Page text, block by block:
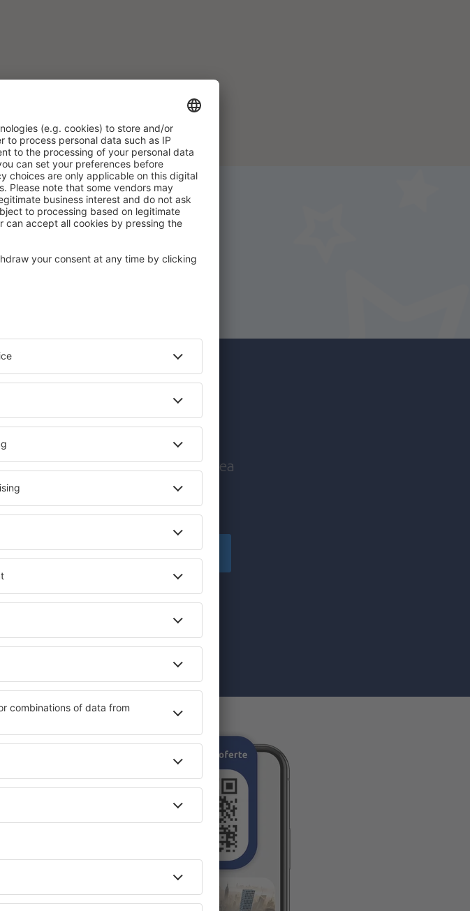
timp și bani.
pachet Zbor + Hotel
călătoresc mai
puțin
– profită de ofertele unice înaintea
pe cuvânt de turişti!
Înscriere
ul nostru. Sunt de acord să primesc
la eSky.pl S.A. la adresa de e-mail pe care am
e-mail și apăsarea butonului „Înscriere”
călătoriilor